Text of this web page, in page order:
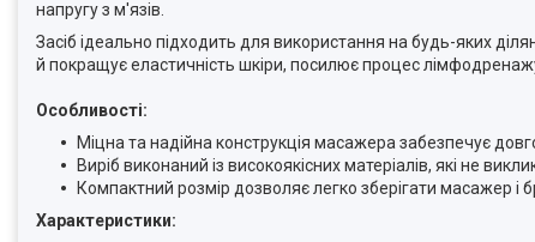
напругу з м'язів.
Засіб ідеально підходить для використання на будь-яких
й покращує еластичність шкіри, посилює процес
Особливості:
Міцна та надійна конструкція масажера забезпечує
Виріб виконаний із високоякісних матеріалів, які не
Компактний розмір дозволяє легко зберігати масажер і
Характеристики: